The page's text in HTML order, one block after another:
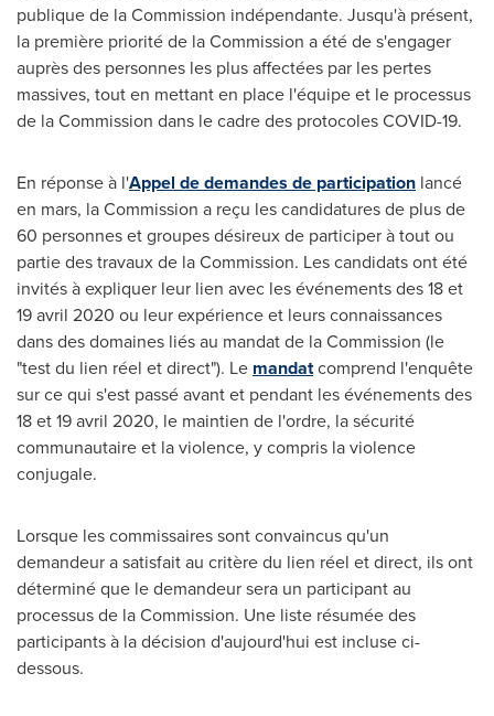
publique de la Commission indépendante. Jusqu'à présent,
la première priorité de la Commission a été de s'engager
auprès des personnes les plus affectées par les pertes
massives, tout en mettant en place l'équipe et le processus
de la Commission dans le cadre des protocoles COVID-19.
En réponse à l'Appel de demandes de participation lancé
en mars, la Commission a reçu les candidatures de plus de
60 personnes et groupes désireux de participer à tout ou
partie des travaux de la Commission. Les candidats ont été
invités à expliquer leur lien avec les événements des 18 et
19 avril 2020 ou leur expérience et leurs connaissances
dans des domaines liés au mandat de la Commission (le
"test du lien réel et direct"). Le mandatcomprend l'enquête
sur ce qui s'est passé avant et pendant les événements des
18 et 19 avril 2020, le maintien de l'ordre, la sécurité
communautaire et la violence, y compris la violence
conjugale.
Lorsque les commissaires sont convaincus qu'un
demandeur a satisfait au critère du lien réel et direct, ils ont
déterminé que le demandeur sera un participant au
processus de la Commission. Une liste résumée des
participants à la décision d'aujourd'hui est incluse ci-
dessous.